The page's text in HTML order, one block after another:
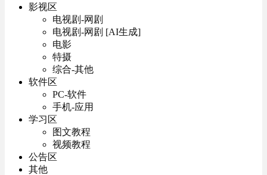
影视区
电视剧-网剧
电视剧-网剧 [AI生成]
电影
特摄
综合-其他
软件区
PC-软件
手机-应用
学习区
图文教程
视频教程
公告区
其他